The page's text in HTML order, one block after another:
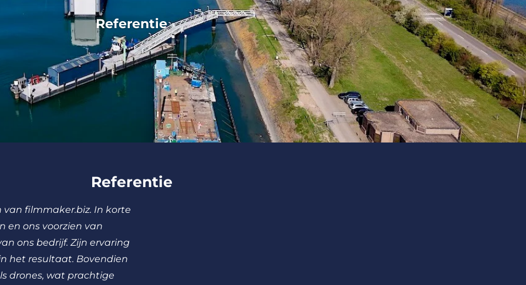
Referentie
Referentie
van filmmaker.biz. In korte
en ons voorzien van
ons bedrijf. Zijn ervaring
het resultaat. Bovendien
drones, wat prachtige